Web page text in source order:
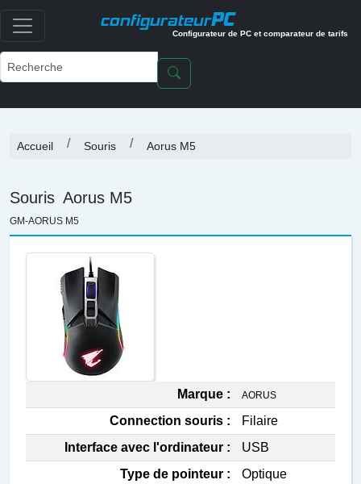
configurateurPC
Configurateur de PC et comparateur de tarifs
Accueil Souris Aorus M5
Souris Aorus M5
GM-AORUS M5
Marque : AORUS
Connection souris :
Filaire
Interface avec l'ordinateur :
USB
Type de pointeur :
Optique